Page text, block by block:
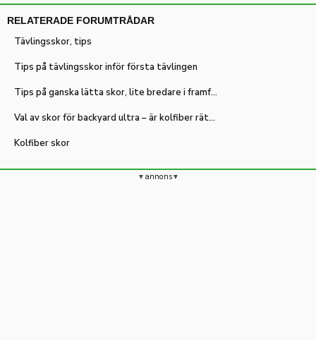
RELATERADE FORUMTRÅDAR
Tävlingsskor, tips
Tips på tävlingsskor inför första tävlingen
Tips på ganska lätta skor, lite bredare i framfoten?
Val av skor för backyard ultra – är kolfiber rätt?
Kolfiber skor
annons